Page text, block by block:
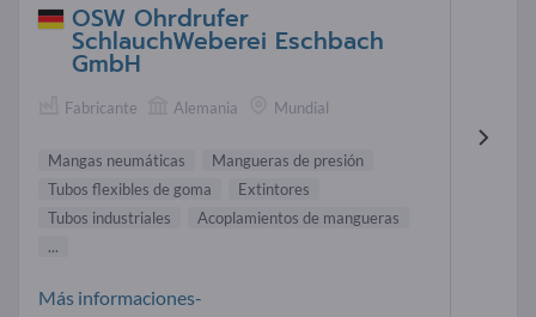
OSW Ohrdrufer
SchlauchWeberei Eschbach
GmbH
Fabricante Alemania Mundial
Mangas neumáticas
Mangueras de presión
Tubos flexibles de goma
Extintores
Tubos industriales
Acoplamientos de mangueras
...
Más informaciones-